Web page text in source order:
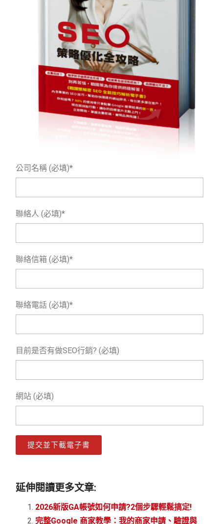
公司名稱 (必填)*
聯絡人 (必填)*
聯絡信箱 (必填)*
聯絡電話 (必填)*
目前是否有做SEO行銷? (必填)
網站 (必填)
提交並下載電子書
延伸閱讀更多文章:
2026新版GA帳號如何申請?2個步驟輕鬆搞定!
完整Google 商家教學：我的商家申請、驗證與